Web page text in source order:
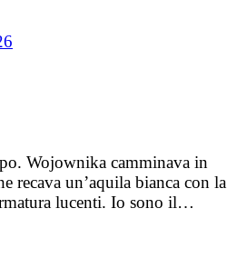
Wojownika camminava in
recava un’aquila bianca con la
lucenti. Io sono il…